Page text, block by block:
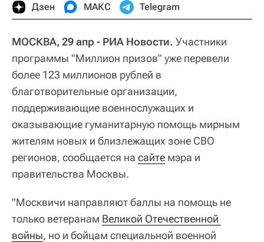
Дзен МАКС Telegram
МОСКВА, 29 апр - РИА Новости. Участники
программы "Миллион призов" уже перевели
более 123 миллионов рублей в
благотворительные организации,
поддерживающие военнослужащих и
оказывающие гуманитарную помощь мирным
жителям новых и близлежащих зоне СВО
регионов, сообщается на сайте мэра и
правительства Москвы.
"Москвичи направляют баллы на помощь не
только ветеранам Великой Отечественной
войны, но и бойцам специальной военной